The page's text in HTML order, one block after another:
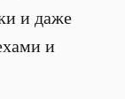
и даже
и